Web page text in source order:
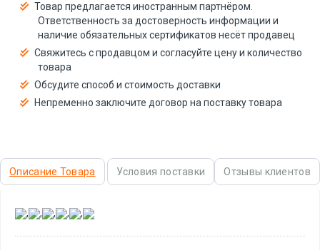
Товар предлагается иностранным партнёром.
Ответственность за достоверность информации и
наличие обязательных сертификатов несёт продавец
Свяжитесь с продавцом и согласуйте цену и количество
товара
Обсудите способ и стоимость доставки
Непременно заключите договор на поставку товара
Описание Товара Условия поставки Отзывы клиентов
, , , , ,